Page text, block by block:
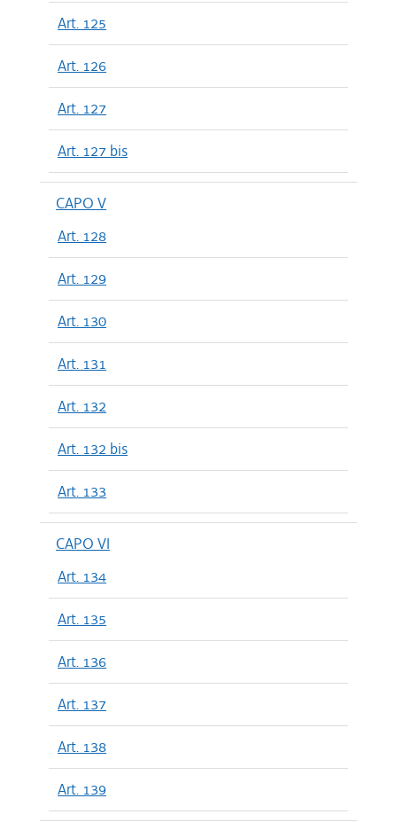
Art. 125
Art. 126
Art. 127
Art. 127 bis
CAPO V
Art. 128
Art. 129
Art. 130
Art. 131
Art. 132
Art. 132 bis
Art. 133
CAPO VI
Art. 134
Art. 135
Art. 136
Art. 137
Art. 138
Art. 139